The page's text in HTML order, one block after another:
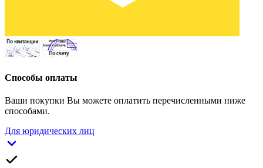
Способы оплаты
Ваши покупки Вы можете оплатить перечисленными ниже
способами.
Для юридических лиц